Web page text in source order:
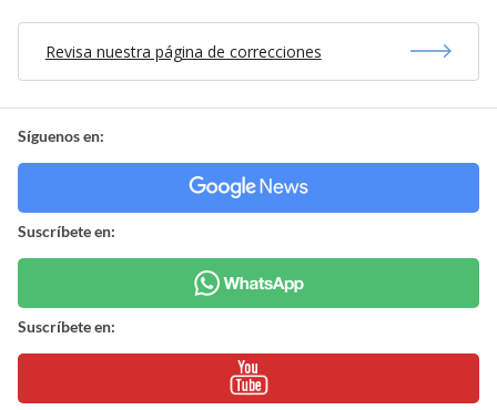
Revisa nuestra página de correcciones
Síguenos en:
Suscríbete en:
Suscríbete en: